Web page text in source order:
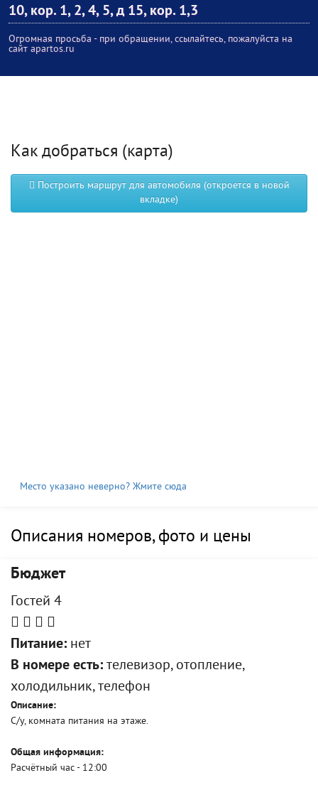
10, кор. 1, 2, 4, 5, д 15, кор. 1,3
Огромная просьба - при обращении, ссылайтесь, пожалуйста на
сайт apartos.ru
Как добраться (карта)
Построить маршрут для автомобиля (откроется в новой
вкладке)
Место указано неверно? Жмите сюда
Описания номеров, фото и цены
Бюджет
Гостей 4
Питание: нет
В номере есть: телевизор, отопление,
холодильник, телефон
Описание:
С/у, комната питания на этаже.
Общая информация:
Расчётный час - 12:00